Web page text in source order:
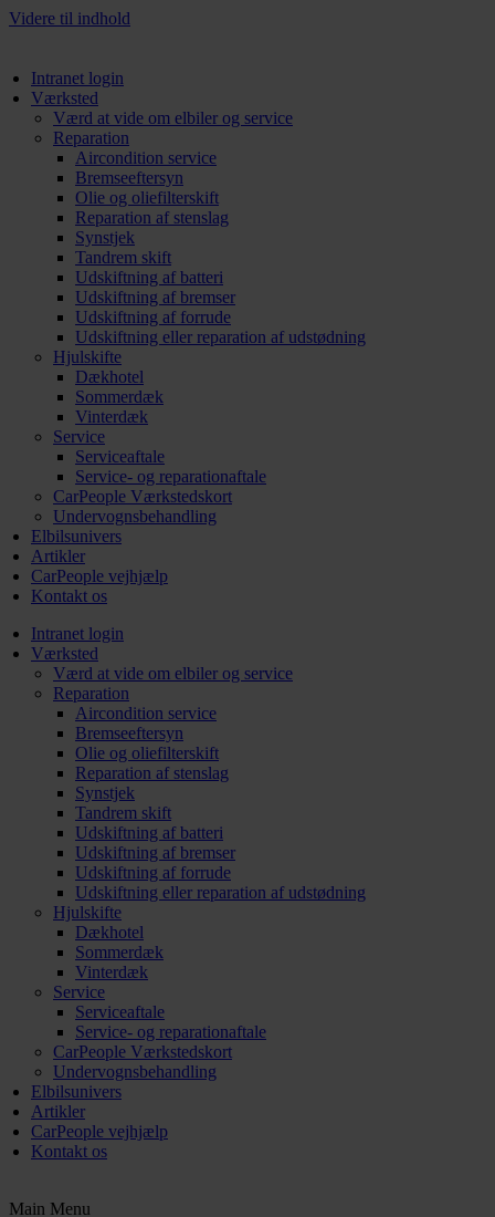
Videre til indhold
Intranet login
Værksted
Værd at vide om elbiler og service
Reparation
Aircondition service
Bremseeftersyn
Olie og oliefilterskift
Reparation af stenslag
Synstjek
Tandrem skift
Udskiftning af batteri
Udskiftning af bremser
Udskiftning af forrude
Udskiftning eller reparation af udstødning
Hjulskifte
Dækhotel
Sommerdæk
Vinterdæk
Service
Serviceaftale
Service- og reparationaftale
CarPeople Værkstedskort
Undervognsbehandling
Elbilsunivers
Artikler
CarPeople vejhjælp
Kontakt os
Intranet login
Værksted
Værd at vide om elbiler og service
Reparation
Aircondition service
Bremseeftersyn
Olie og oliefilterskift
Reparation af stenslag
Synstjek
Tandrem skift
Udskiftning af batteri
Udskiftning af bremser
Udskiftning af forrude
Udskiftning eller reparation af udstødning
Hjulskifte
Dækhotel
Sommerdæk
Vinterdæk
Service
Serviceaftale
Service- og reparationaftale
CarPeople Værkstedskort
Undervognsbehandling
Elbilsunivers
Artikler
CarPeople vejhjælp
Kontakt os
Main Menu